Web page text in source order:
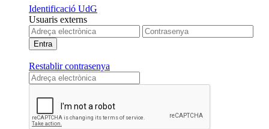
Identificació UdG
Usuaris externs
Restablir contrasenya